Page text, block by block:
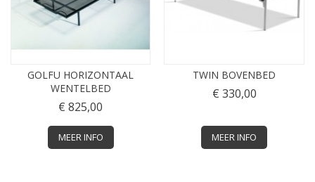
GOLFU HORIZONTAAL
WENTELBED
€ 825,00
MEER INFO
TWIN BOVENBED
€ 330,00
MEER INFO